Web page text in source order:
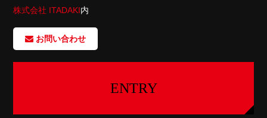
株式会社 ITADAKI内
お問い合わせ
ENTRY